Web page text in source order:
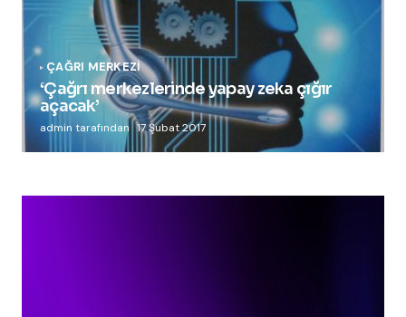
ÇAĞRI MERKEZI
‘Çağrı merkezlerinde yapay zeka çığır
açacak’
admin tarafından 17 Şubat 2017